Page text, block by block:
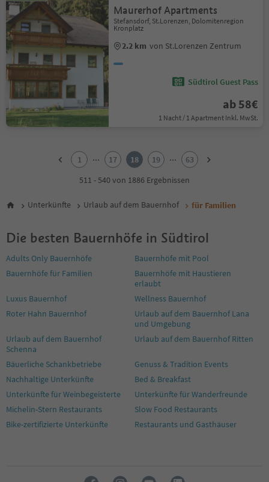
Maurerhof Apartments
Stefansdorf, St.Lorenzen, Dolomitenregion
Kronplatz
2.2 km von St.Lorenzen Zentrum
Südtirol Guest Pass
ab 58€
1 Nacht / 1 Apartment Inkl. MwSt.
6
9
11
12
14
15
17
18
19
20
21
22
23
24
25
1 ... 17 18 19 ...
63
511 - 540 von 1886 Ergebnissen
Unterkünfte Urlaub auf dem Bauernhof für Familien
Die besten Bauernhöfe in Südtirol
Adults Only Bauernhöfe
Bauernhöfe mit Pool
Bauernhöfe für Familien
Bauernhöfe mit Haustieren
erlaubt
Luxus Bauernhof
Wellness Bauernhof
Roter Hahn Bauernhof
Urlaub auf dem Bauernhof Lana
und Umgebung
Urlaub auf dem Bauernhof
Schenna
Urlaub auf dem Bauernhof Ritten
Bäuerliche Schankbetriebe
Genuss & Tradition Events
Nachhaltige Unterkünfte
Bed & Breakfast
Unterkünfte für Weinbegeisterte
Unterkünfte für Wanderfreunde
Michelin-Stern Restaurants
Slow Food Restaurants
Bike-zertifizierte Unterkünfte
Restaurants und Gasthäuser